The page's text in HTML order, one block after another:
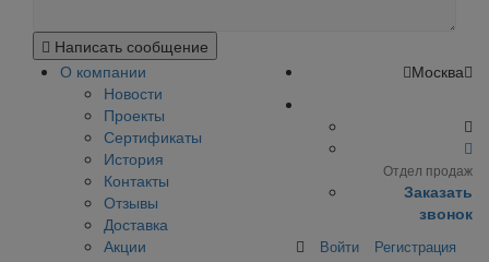
Написать сообщение
О компании
Новости
Проекты
Сертификаты
История
Контакты
Отзывы
Доставка
Акции
Москва
Отдел продаж
Заказать
звонок
Войти Регистрация